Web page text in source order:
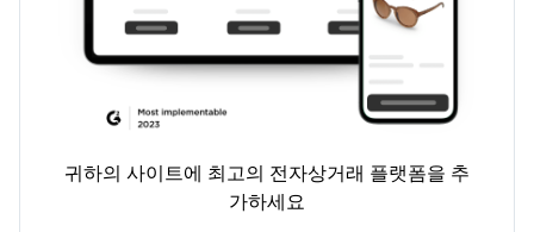
귀하의 사이트에 최고의 전자상거래 플랫폼을 추
가하세요